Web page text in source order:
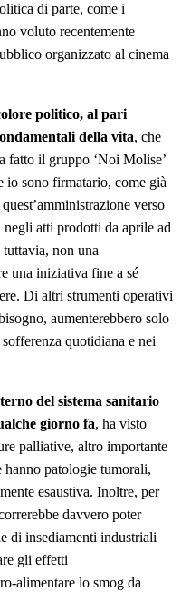
di parte, come i
voluto recentemente
organizzato al cinema
politico, al pari
della vita, che
fatto il gruppo ‘Noi Molise’
io sono firmatario, come già
verso
atti prodotti da aprile ad
non una
una iniziativa fine a sé
Di altri strumenti operativi
aumenterebbero solo
quotidiana e nei
del sistema sanitario
giorno fa, ha visto
palliative, altro importante
hanno patologie tumorali,
esaustiva. Inoltre, per
davvero poter
di insediamenti industriali
gli effetti
alimentare lo smog da